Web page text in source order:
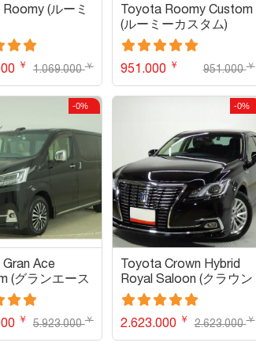
(ルーミ
1.069.000￥
￥
Toyota Roomy Custom
(ルーミーカスタム)
951.000￥
951.000 ￥
-0%
Ace
(グランエース
ム)
5.923.000￥
￥
-0%
Toyota Crown Hybrid
Royal Saloon (クラウン
ハイブリッド ロイヤル
サルーン)
2.623.000￥
2.623.000 ￥